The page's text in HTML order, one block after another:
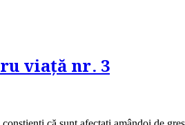
viață nr. 3